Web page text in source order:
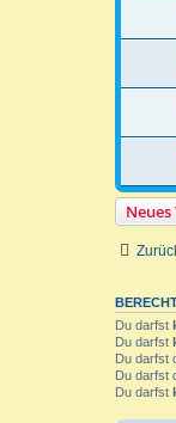
Neues
Du darfst
Du darfst
Du darfst
Du darfst
Du darfst